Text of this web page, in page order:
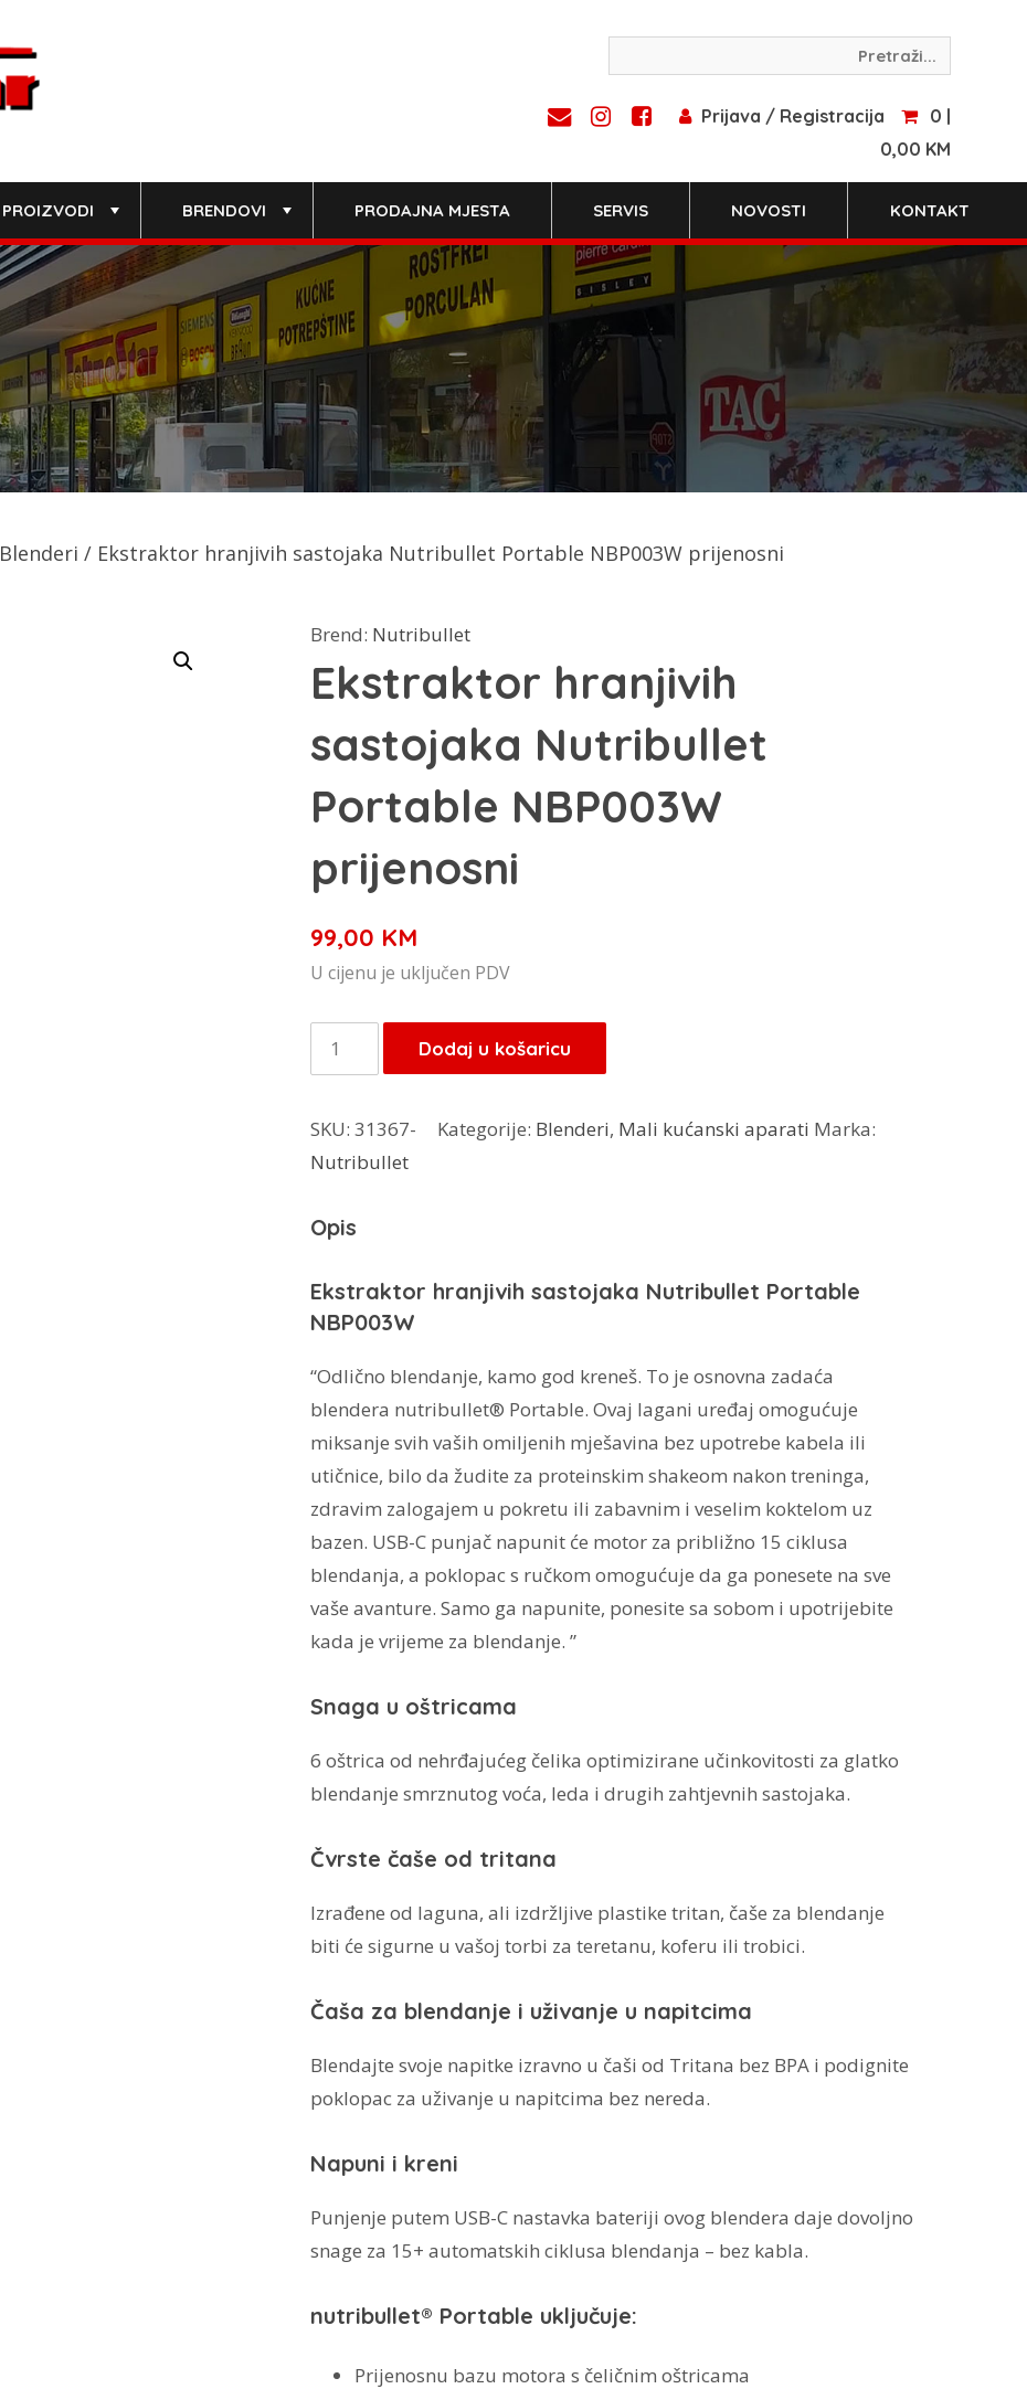
Prijava / Registracija
0 |
0,00 KM
PROIZVODI BRENDOVI PRODAJNA MJESTA SERVIS NOVOSTI KONTAKT
Blenderi / Ekstraktor hranjivih sastojaka Nutribullet Portable NBP003W prijenosni
Brend: Nutribullet
Ekstraktor hranjivih
sastojaka Nutribullet
Portable NBP003W
prijenosni
99,00 KM
U cijenu je uključen PDV
Ekstraktor
hranjivih
Nutribullet
Portable
prijenosni
Dodaj u košaricu
SKU: 31367- Kategorije: Blenderi, Mali kućanski aparati Marka:
Nutribullet
Opis
Ekstraktor hranjivih sastojaka Nutribullet Portable
NBP003W
“Odlično blendanje, kamo god kreneš. To je osnovna zadaća
blendera nutribullet® Portable. Ovaj lagani uređaj omogućuje
miksanje svih vaših omiljenih mješavina bez upotrebe kabela ili
utičnice, bilo da žudite za proteinskim shakeom nakon treninga,
zdravim zalogajem u pokretu ili zabavnim i veselim koktelom uz
bazen. USB-C punjač napunit će motor za približno 15 ciklusa
blendanja, a poklopac s ručkom omogućuje da ga ponesete na sve
vaše avanture. Samo ga napunite, ponesite sa sobom i upotrijebite
kada je vrijeme za blendanje. ”
Snaga u oštricama
6 oštrica od nehrđajućeg čelika optimizirane učinkovitosti za glatko
blendanje smrznutog voća, leda i drugih zahtjevnih sastojaka.
Čvrste čaše od tritana
Izrađene od laguna, ali izdržljive plastike tritan, čaše za blendanje
biti će sigurne u vašoj torbi za teretanu, koferu ili trobici.
Čaša za blendanje i uživanje u napitcima
Blendajte svoje napitke izravno u čaši od Tritana bez BPA i podignite
poklopac za uživanje u napitcima bez nereda.
Napuni i kreni
Punjenje putem USB-C nastavka bateriji ovog blendera daje dovoljno
snage za 15+ automatskih ciklusa blendanja – bez kabla.
nutribullet® Portable uključuje:
Prijenosnu bazu motora s čeličnim oštricama